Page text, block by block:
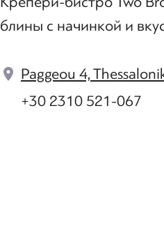
блины с начинкой и
Paggeou 4,
+30 2310 521-067